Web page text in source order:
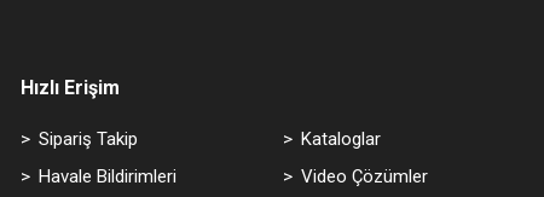
Hızlı Erişim
Sipariş Takip
Havale Bildirimleri
Kataloglar
Video Çözümler